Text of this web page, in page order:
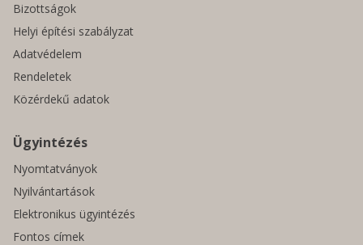
Bizottságok
Helyi építési szabályzat
Adatvédelem
Rendeletek
Közérdekű adatok
Ügyintézés
Nyomtatványok
Nyilvántartások
Elektronikus ügyintézés
Fontos címek